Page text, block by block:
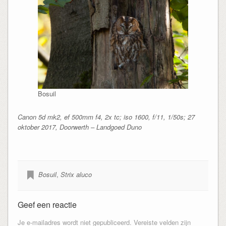
Bosuil
Canon 5d mk2, ef 500mm f4, 2x tc; iso 1600, f/11, 1/50s; 27
oktober 2017, Doorwerth – Landgoed Duno
Bosuil, Strix aluco
Geef een reactie
Je e-mailadres wordt niet gepubliceerd. Vereiste velden zijn